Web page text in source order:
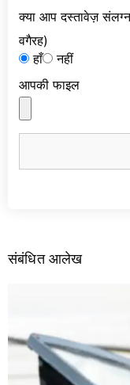
क्या आप दस्तावेज़ संलग्न
वगैरह)
हाँ
नहीं
आपकी फाइल
संबंधित आलेख